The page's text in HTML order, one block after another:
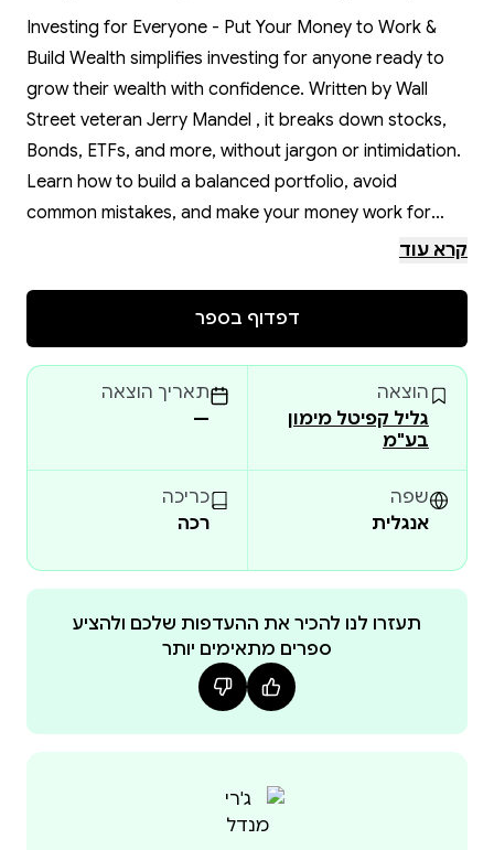
Investing for Everyone - Put Your Money to Work &
Build Wealth simplifies investing for anyone ready to
grow their wealth with confidence. Written by Wall
Street veteran Jerry Mandel , it breaks down stocks,
Bonds, ETFs, and more, without jargon or intimidation.
Learn how to build a balanced portfolio, avoid
common mistakes, and make your money work for
קרא עוד
דפדוף בספר
הוצאה
גליל קפיטל מימון
בע"מ
תאריך הוצאה
—
שפה
אנגלית
כריכה
רכה
תעזרו לנו להכיר את ההעדפות שלכם ולהציע
ספרים מתאימים יותר